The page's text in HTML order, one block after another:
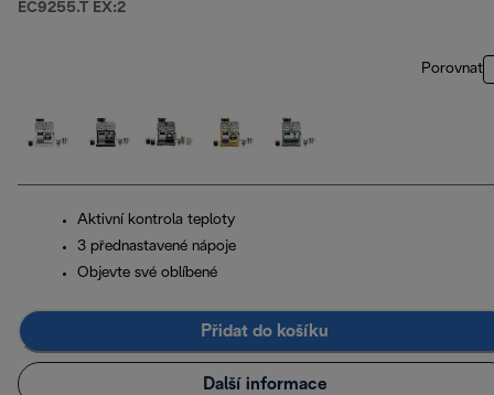
EC9255.T EX:2
Porovnat
Aktivní kontrola teploty
3 přednastavené nápoje
Objevte své oblíbené
Přidat do košíku
Další informace